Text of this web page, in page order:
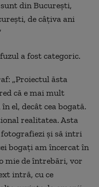
din București,
de câțiva ani
a fost categoric.
„Proiectul ăsta
că e mai mult
el, decât cea bogată.
realitatea. Asta
și să intri
bogați am încercat în
mie de întrebări, vor
intră, cu ce